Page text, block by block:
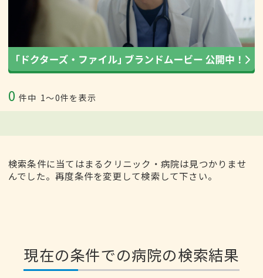
0 件中 1〜0件を表示
検索条件に当てはまるクリニック・病院は見つかりませ
んでした。再度条件を変更して検索して下さい。
現在の条件での病院の検索結果